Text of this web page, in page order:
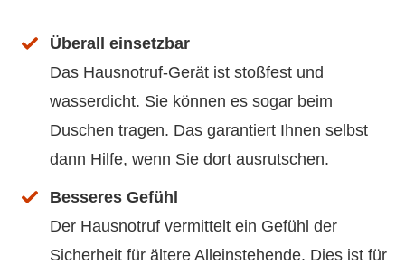
Überall einsetzbar
Das Hausnotruf-Gerät ist stoßfest und
wasserdicht. Sie können es sogar beim
Duschen tragen. Das garantiert Ihnen selbst
dann Hilfe, wenn Sie dort ausrutschen.
Besseres Gefühl
Der Hausnotruf vermittelt ein Gefühl der
Sicherheit für ältere Alleinstehende. Dies ist für